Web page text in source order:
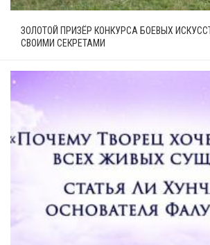
ЗОЛОТОЙ ПРИЗЁР КОНКУРСА БОЕВЫХ
СВОИМИ СЕКРЕТАМИ